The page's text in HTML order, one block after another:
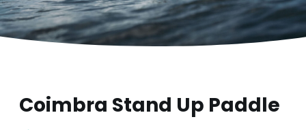
Coimbra Stand Up Paddle